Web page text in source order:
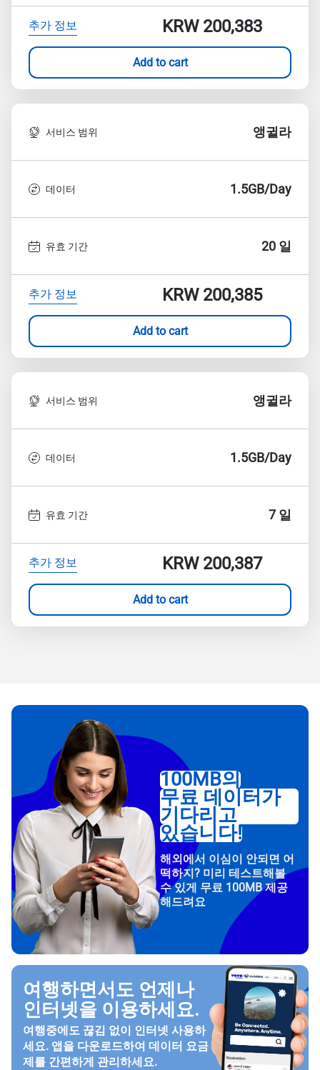
추가 정보 KRW 200,383
Add to cart
서비스 범위 앵귈라
데이터 1.5GB/Day
유효 기간 20 일
추가 정보 KRW 200,385
Add to cart
서비스 범위 앵귈라
데이터 1.5GB/Day
유효 기간 7 일
추가 정보 KRW 200,387
Add to cart
100MB의
무료 데이터가
기다리고
있습니다!
해외에서 이심이 안되면 어
떡하지? 미리 테스트해볼
수 있게 무료 100MB 제공
해드려요
여행하면서도 언제나
인터넷을 이용하세요.
여행중에도 끊김 없이 인터넷 사용하
세요. 앱을 다운로드하여 데이터 요금
제를 간편하게 관리하세요.